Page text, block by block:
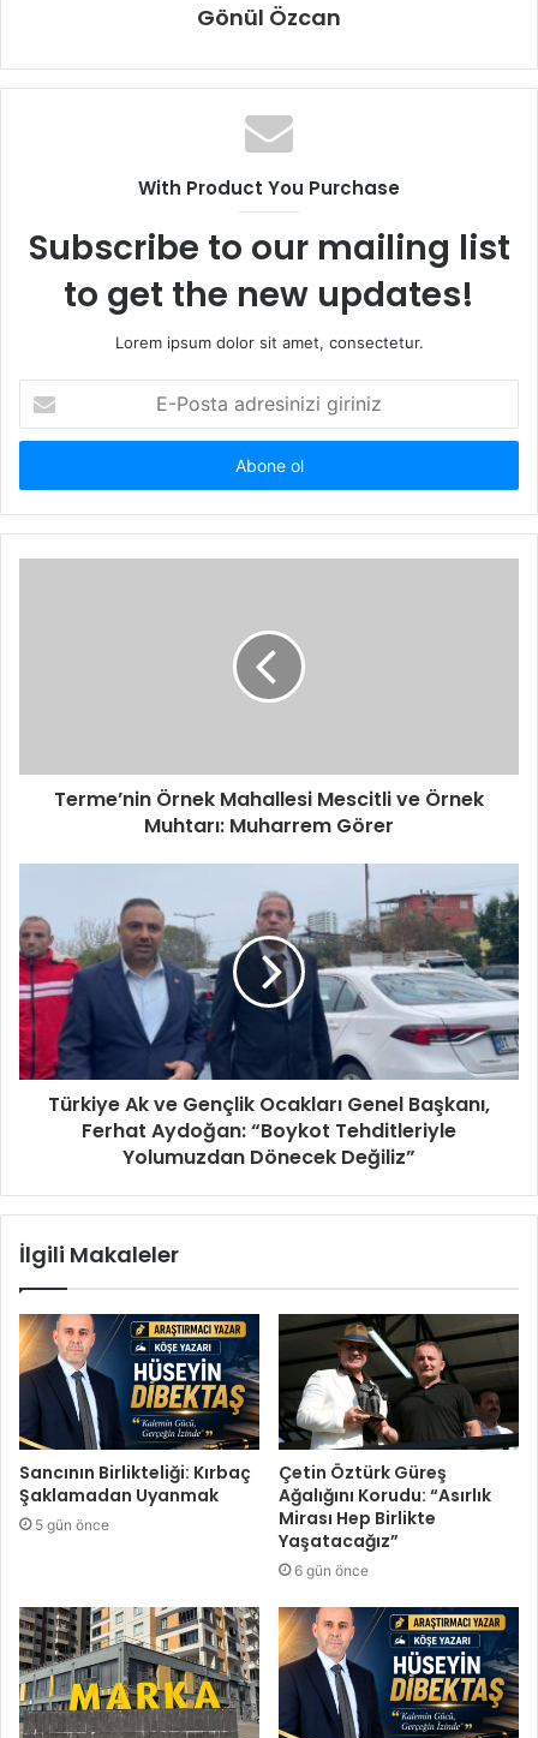
Gönül Özcan
With Product You Purchase
Subscribe to our mailing list
to get the new updates!
Lorem ipsum dolor sit amet, consectetur.
P
s
t
z
n
i
z
Terme’nin Örnek Mahallesi Mescitli ve Örnek
Muhtarı: Muharrem Görer
Türkiye Ak ve Gençlik Ocakları Genel Başkanı,
Ferhat Aydoğan: “Boykot Tehditleriyle
Yolumuzdan Dönecek Değiliz”
İlgili Makaleler
Sancının Birlikteliği: Kırbaç
Şaklamadan Uyanmak
5 gün önce
Çetin Öztürk Güreş
Ağalığını Korudu: “Asırlık
Mirası Hep Birlikte
Yaşatacağız”
6 gün önce